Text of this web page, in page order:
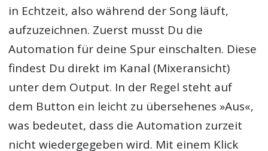
in Echtzeit, also während der Song läuft,
aufzuzeichnen. Zuerst musst Du die
Automation für deine Spur einschalten. Diese
findest Du direkt im Kanal (Mixeransicht)
unter dem Output. In der Regel steht auf
dem Button ein leicht zu übersehenes »Aus«,
was bedeutet, dass die Automation zurzeit
nicht wiedergegeben wird. Mit einem Klick